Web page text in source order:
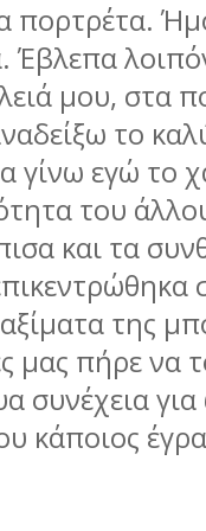
πορτρέτα.
Έβλεπα
μου, στα
το
γίνω εγώ το
του
και τα
της
μας πήρε να
συνέχεια
κάποιος